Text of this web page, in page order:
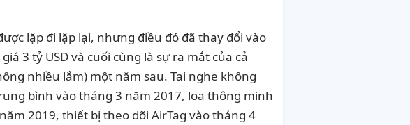
lặp đi lặp lại, nhưng điều đó đã thay đổi vào
3 tỷ USD và cuối cùng là sự ra mắt của cả
nhiều lắm) một năm sau. Tai nghe không
bình vào tháng 3 năm 2017, loa thông minh
2019, thiết bị theo dõi AirTag vào tháng 4